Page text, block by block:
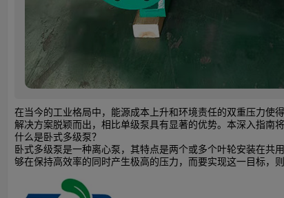
在当今的工业格局中，能源成本上升和环境责任的双重压力使
解决方案脱颖而出，相比单级泵具有显著的优势。本深入指南
什么是卧式多级泵？
卧式多级泵是一种离心泵，其特点是两个或多个叶轮安装在
够在保持高效率的同时产生极高的压力，而要实现这一目标，